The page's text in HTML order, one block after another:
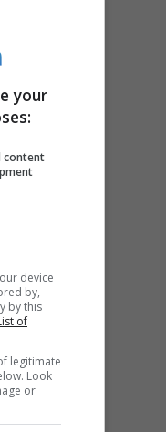
una
your
content
device
by,
by this
of
legitimate
Look
or